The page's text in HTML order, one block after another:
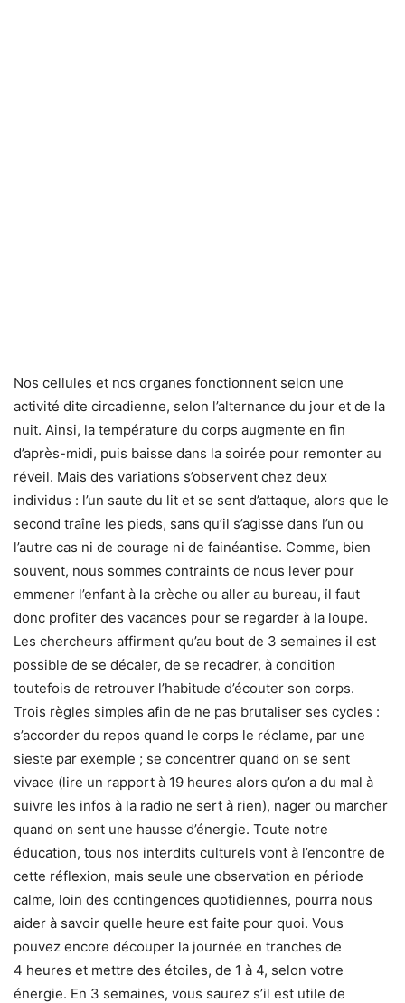
Nos cellules et nos organes fonctionnent selon une
activité dite circadienne, selon l’alternance du jour et de la
nuit. Ainsi, la température du corps augmente en fin
d’après-midi, puis baisse dans la soirée pour remonter au
réveil. Mais des variations s’observent chez deux
individus : l’un saute du lit et se sent d’attaque, alors que le
second traîne les pieds, sans qu’il s’agisse dans l’un ou
l’autre cas ni de courage ni de fainéantise. Comme, bien
souvent, nous sommes contraints de nous lever pour
emmener l’enfant à la crèche ou aller au bureau, il faut
donc profiter des vacances pour se regarder à la loupe.
Les chercheurs affirment qu’au bout de 3 semaines il est
possible de se décaler, de se recadrer, à condition
toutefois de retrouver l’habitude d’écouter son corps.
Trois règles simples afin de ne pas brutaliser ses cycles :
s’accorder du repos quand le corps le réclame, par une
sieste par exemple ; se concentrer quand on se sent
vivace (lire un rapport à 19 heures alors qu’on a du mal à
suivre les infos à la radio ne sert à rien), nager ou marcher
quand on sent une hausse d’énergie. Toute notre
éducation, tous nos interdits culturels vont à l’encontre de
cette réflexion, mais seule une observation en période
calme, loin des contingences quotidiennes, pourra nous
aider à savoir quelle heure est faite pour quoi. Vous
pouvez encore découper la journée en tranches de
4 heures et mettre des étoiles, de 1 à 4, selon votre
énergie. En 3 semaines, vous saurez s’il est utile de